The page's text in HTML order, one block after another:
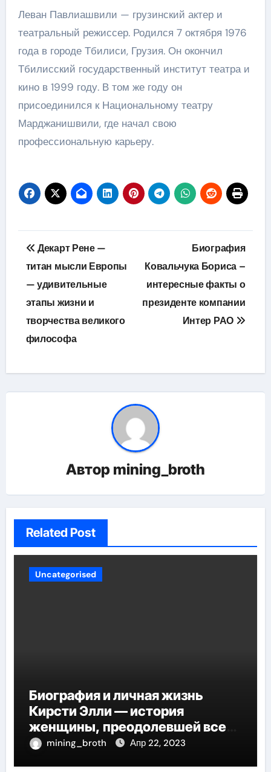
Леван Павлиашвили — грузинский актер и
театральный режиссер. Родился 7 октября 1976
года в городе Тбилиси, Грузия. Он окончил
Тбилисский государственный институт театра и
кино в 1999 году. В том же году он
присоединился к Национальному театру
Марджанишвили, где начал свою
профессиональную карьеру.
Навигация
по
записям
Декарт Рене —
титан мысли Европы
— удивительные
этапы жизни и
творчества великого
философа
Биография
Ковальчука Бориса –
интересные факты о
президенте компании
Интер РАО
Автор mining_broth
Related Post
Uncategorised
Биография и личная жизнь
Кирсти Элли — история
женщины, преодолевшей все
трудности и стала
mining_broth Апр 22, 2023